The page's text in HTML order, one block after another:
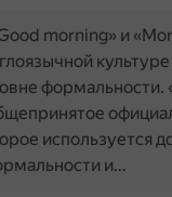
morning» и
культуре
формальности.
используется
и…